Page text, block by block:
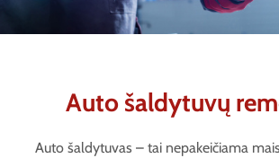
Priekabų remontas
Auto šaldytuvų
Auto šaldytuvas – tai nepakeičiama